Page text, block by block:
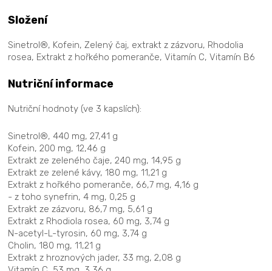
Složení
Sinetrol®, Kofein, Zelený čaj, extrakt z zázvoru, Rhodolia
rosea, Extrakt z hořkého pomeranče, Vitamín C, Vitamín B6
Nutriční informace
Nutriční hodnoty (ve 3 kapslích):
Sinetrol®, 440 mg, 27,41 g
Kofein, 200 mg, 12,46 g
Extrakt ze zeleného čaje, 240 mg, 14,95 g
Extrakt ze zelené kávy, 180 mg, 11,21 g
Extrakt z hořkého pomeranče, 66,7 mg, 4,16 g
- z toho synefrin, 4 mg, 0,25 g
Extrakt ze zázvoru, 86,7 mg, 5,61 g
Extrakt z Rhodiola rosea, 60 mg, 3,74 g
N-acetyl-L-tyrosin, 60 mg, 3,74 g
Cholin, 180 mg, 11,21 g
Extrakt z hroznových jader, 33 mg, 2,08 g